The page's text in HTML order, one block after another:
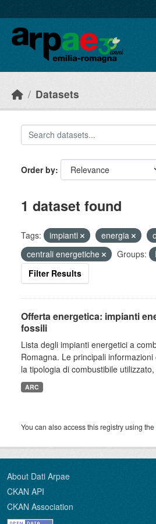
Datasets
Order by
1 dataset found
Tags: impianti energia
centrali energetiche
Groups:
Filter Results
Offerta energetica: impianti
fossili
Lista degli impianti energetici a
Romagna. Le principali
la tipologia di combustibile
ARC
You can also access this registry using the
About Dati Arpae
CKAN API
CKAN Association